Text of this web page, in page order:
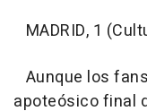
MADRID, 1
Aunque los
apoteósico final